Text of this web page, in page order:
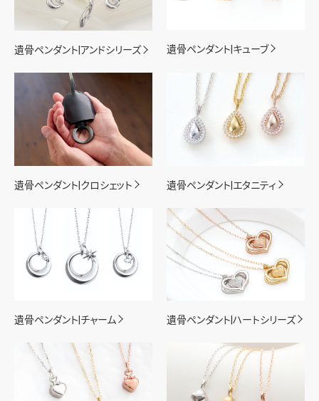
遺骨ペンダント|アンドシリーズ 遺骨ペンダント|キューブ
遺骨ペンダント|クロシェット 遺骨ペンダント|エタニティ
遺骨ペンダント|チャーム 遺骨ペンダント|ハートシリーズ